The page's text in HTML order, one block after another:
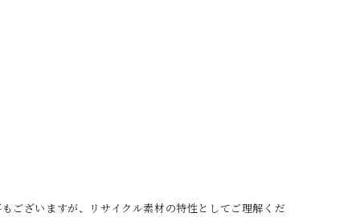
ございますが、リサイクル素材の特性としてご理解くだ